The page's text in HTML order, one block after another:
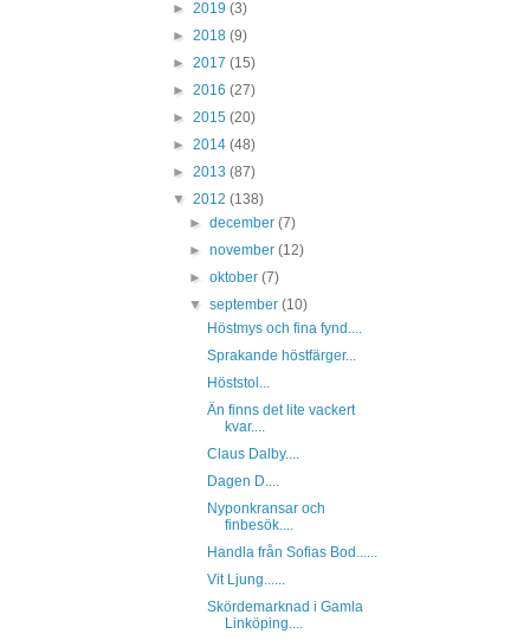
► 2019 (3)
► 2018 (9)
► 2017 (15)
► 2016 (27)
► 2015 (20)
► 2014 (48)
► 2013 (87)
▼ 2012 (138)
►december(7)
►november(12)
►oktober(7)
▼september(10)
Höstmys och fina fynd....
Sprakande höstfärger...
Höststol...
Än finns det lite vackert
kvar....
Claus Dalby....
Dagen D....
Nyponkransar och
finbesök....
Handla från Sofias Bod......
Vit Ljung......
Skördemarknad i Gamla
Linköping....